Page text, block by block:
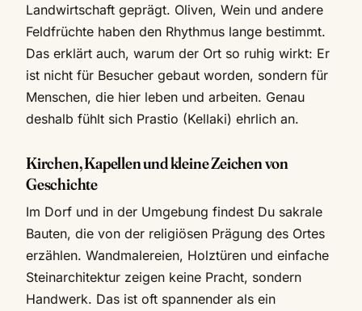
Landwirtschaft geprägt. Oliven, Wein und andere
Feldfrüchte haben den Rhythmus lange bestimmt.
Das erklärt auch, warum der Ort so ruhig wirkt: Er
ist nicht für Besucher gebaut worden, sondern für
Menschen, die hier leben und arbeiten. Genau
deshalb fühlt sich Prastio (Kellaki) ehrlich an.
Kirchen, Kapellen und kleine Zeichen von
Geschichte
Im Dorf und in der Umgebung findest Du sakrale
Bauten, die von der religiösen Prägung des Ortes
erzählen. Wandmalereien, Holztüren und einfache
Steinarchitektur zeigen keine Pracht, sondern
Handwerk. Das ist oft spannender als ein